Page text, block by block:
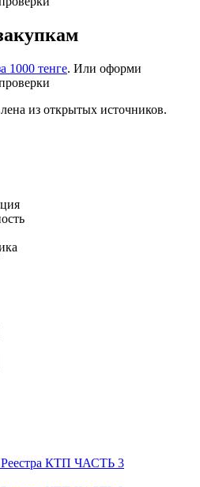
1000 тенге. Или оформи
из открытых источников.
Реестра КТП ЧАСТЬ 3